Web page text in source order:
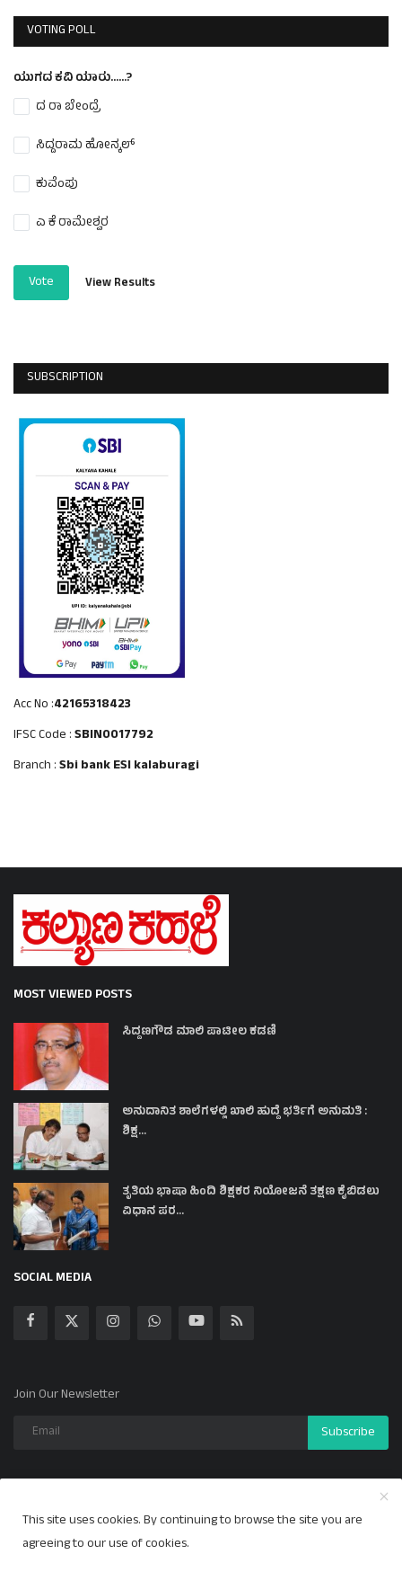
VOTING POLL
ಯುಗದ ಕವಿ ಯಾರು......?
ದ ರಾ ಬೇಂದ್ರೆ
ಸಿದ್ದರಾಮ ಹೋನ್ಕಲ್
ಕುವೆಂಪು
ಎ ಕೆ ರಾಮೇಶ್ವರ
Vote View Results
SUBSCRIPTION
Acc No :42165318423
IFSC Code :SBIN0017792
Branch :Sbi bank ESI kalaburagi
MOST VIEWED POSTS
ಸಿದ್ದಣಗೌಡ ಮಾಲಿ ಪಾಟೀಲ ಕಡಣಿ
ಅನುದಾನಿತ ಶಾಲೆಗಳಲ್ಲಿ ಖಾಲಿ ಹುದ್ದೆ ಭರ್ತಿಗೆ ಅನುಮತಿ :
ಶಿಕ್ಷ...
ತೃತಿಯ ಭಾಷಾ ಹಿಂದಿ ಶಿಕ್ಷಕರ ನಿಯೋಜನೆ ತಕ್ಷಣ ಕೈಬಿಡಲು
ವಿಧಾನ ಪರ...
SOCIAL MEDIA
Join Our Newsletter
Subscribe
Copyright 2024 ಕಲ್ಯಾಣ ಕಹಳೆ - All Rights Reserved.
This site uses cookies. By continuing to browse the site you are
agreeing to our use of cookies.